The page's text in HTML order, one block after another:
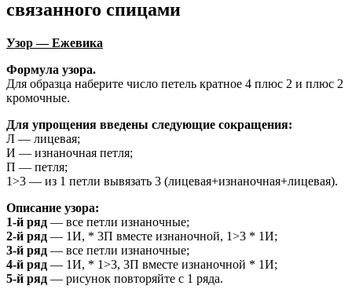
связанного спицами
Узор — Ежевика
Формула узора.
Для образца наберите число петель кратное 4 плюс 2 и плюс 2
кромочные.
Для упрощения введены следующие сокращения:
Л — лицевая;
И — изнаночная петля;
П — петля;
1>3 — из 1 петли вывязать 3 (лицевая+изнаночная+лицевая).
Описание узора:
1-й ряд — все петли изнаночные;
2-й ряд — 1И, * 3П вместе изнаночной, 1>3 * 1И;
3-й ряд — все петли изнаночные;
4-й ряд — 1И, * 1>3, 3П вместе изнаночной * 1И;
5-й ряд — рисунок повторяйте с 1 ряда.